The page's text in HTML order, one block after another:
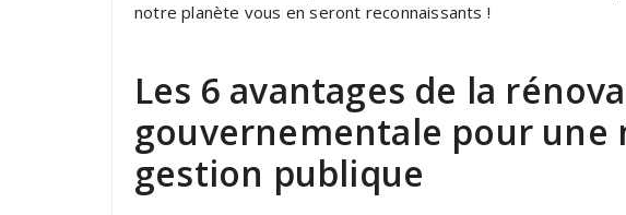
notre planète vous en seront reconnaissants !
Les 6 avantages de la
gouvernementale pour une
gestion publique